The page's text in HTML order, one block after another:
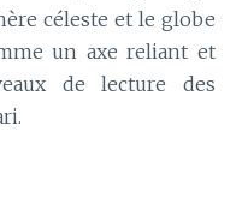
céleste et le globe
un axe reliant et
de lecture des